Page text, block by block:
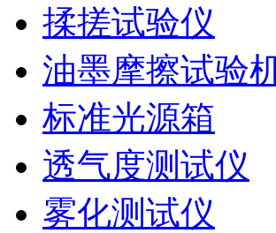
揉搓试验仪
油墨摩擦试验
标准光源箱
透气度测试仪
雾化测试仪